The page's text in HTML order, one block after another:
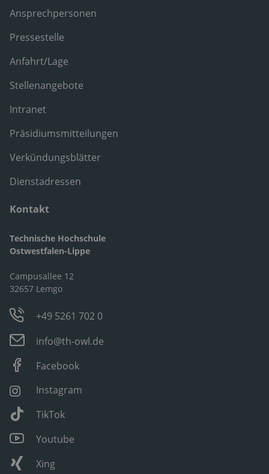
Ansprechpersonen
Pressestelle
Anfahrt/Lage
Stellenangebote
Intranet
Präsidiumsmitteilungen
Verkündungsblätter
Dienstadressen
Kontakt
Technische Hochschule
Ostwestfalen-Lippe
Campusallee 12
32657 Lemgo
+49 5261 702 0
info@th-owl.de
Facebook
Instagram
TikTok
Youtube
Xing